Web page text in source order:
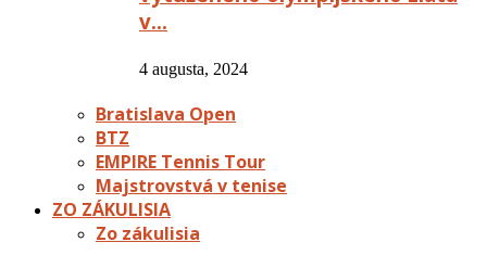
v…
4 augusta, 2024
Bratislava Open
BTZ
EMPIRE Tennis Tour
Majstrovstvá v tenise
ZO ZÁKULISIA
Zo zákulisia